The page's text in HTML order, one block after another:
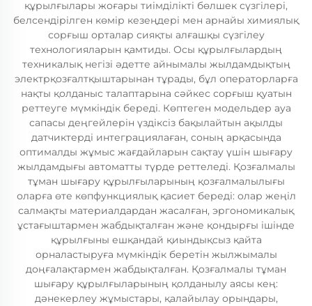
құрылғылары жоғары тиімділікті бөлшек сүзгілері,
белсендірілген көмір кезеңдері мен арнайы химиялық
сорғыш орталар сияқты алғашқы сүзгілеу
технологияларын қамтиды. Осы құрылғылардың
техникалық негізі әдетте айнымалы жылдамдықтың
электрқозғалтқыштарынан тұрады, бұл операторларға
нақты қолданыс талаптарына сәйкес сорғыш қуатын
реттеуге мүмкіндік береді. Көптеген модельдер ауа
сапасы деңгейлерін үздіксіз бақылайтын ақылды
датчиктерді интеграциялаған, соның арқасында
оптималды жұмыс жағдайларын сақтау үшін шығару
жылдамдығы автоматты түрде реттеледі. Қозғалмалы
тұман шығару құрылғыларының қозғалмалылығы
оларға өте көпфункциялық қасиет береді: олар жеңіл
салмақты материалдардан жасалған, эргономикалық
ұстағыштармен жабдықталған және қондырғы ішінде
құрылғыны ешқандай қиындықсыз қайта
орналастыруға мүмкіндік беретін жылжымалы
доңғалақтармен жабдықталған. Қозғалмалы тұман
шығару құрылғыларының қолданылу аясы кең:
дәнекерлеу жұмыстары, қалайылау орындары,